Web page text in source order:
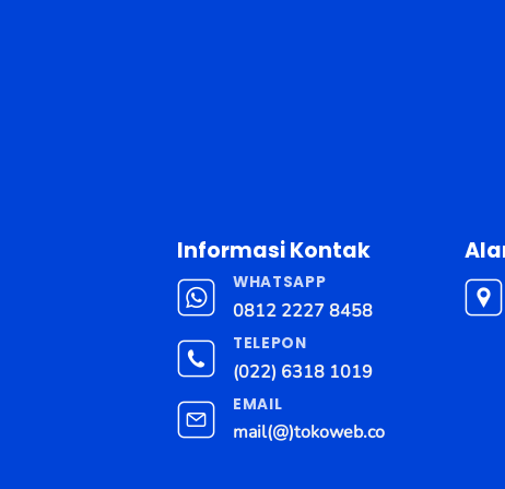
Informasi Kontak
WHATSAPP
0812 2227 8458
TELEPON
(022) 6318 1019
EMAIL
mail(@)tokoweb.co